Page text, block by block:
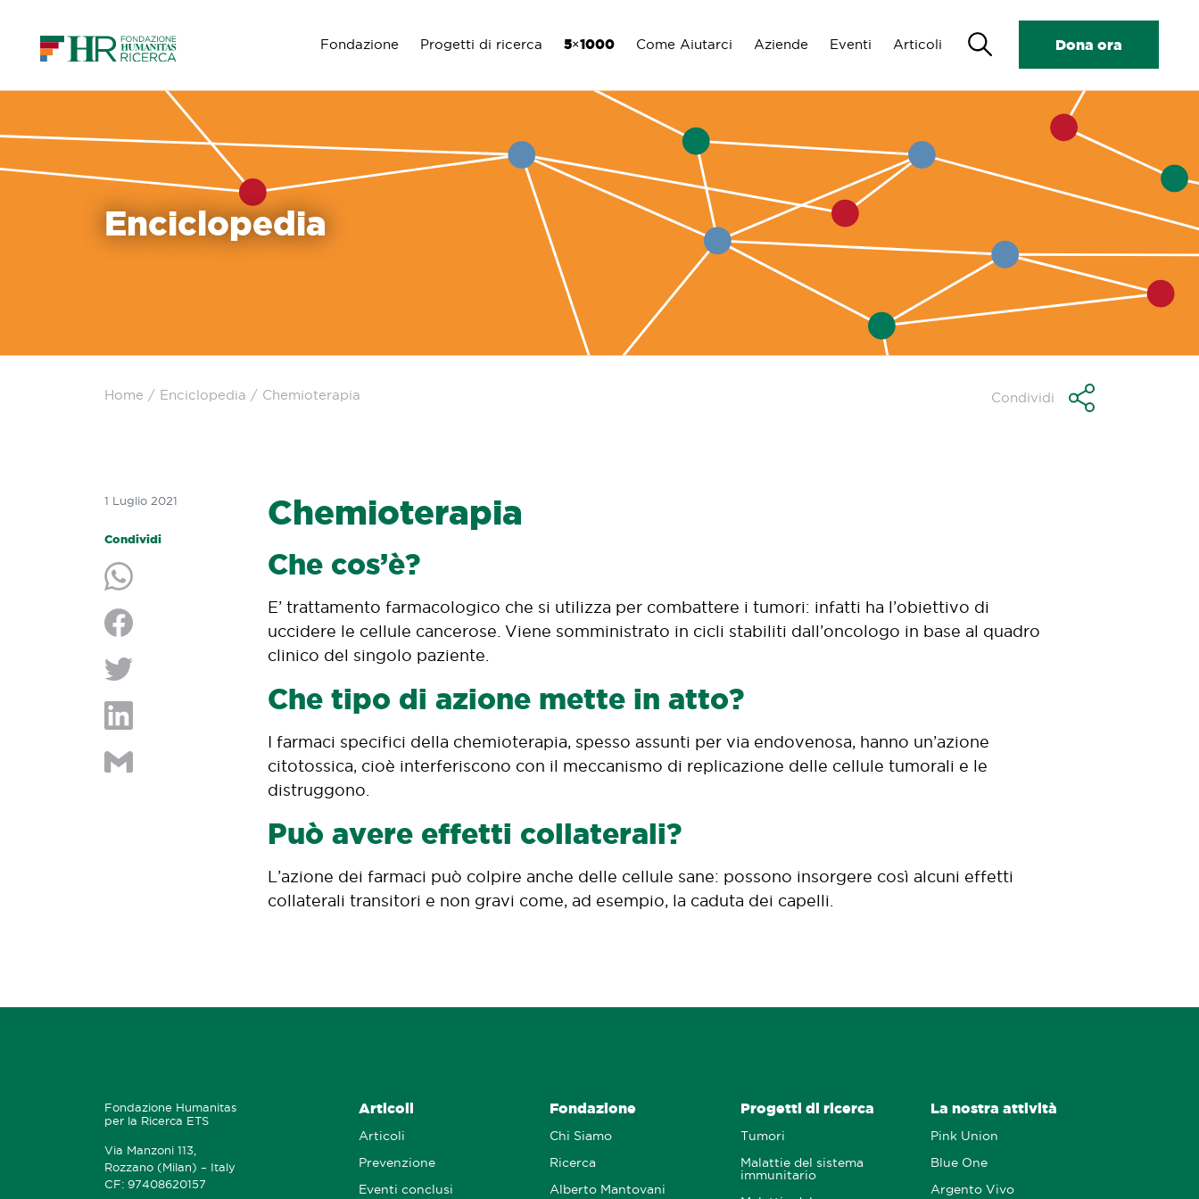
Navigazione principale
Fondazione Progetti di ricerca 5×1000 Come Aiutarci Aziende Eventi Articoli
Search
Dona ora
Enciclopedia
Home / Enciclopedia / Chemioterapia Condividi
1 Luglio 2021
Condividi
Chemioterapia
Che cos’è?
E’ trattamento farmacologico che si utilizza per combattere i tumori: infatti ha l’obiettivo di
uccidere le cellule cancerose. Viene somministrato in cicli stabiliti dall’oncologo in base al quadro
clinico del singolo paziente.
Che tipo di azione mette in atto?
I farmaci specifici della chemioterapia, spesso assunti per via endovenosa, hanno un’azione
citotossica, cioè interferiscono con il meccanismo di replicazione delle cellule tumorali e le
distruggono.
Può avere effetti collaterali?
L’azione dei farmaci può colpire anche delle cellule sane: possono insorgere così alcuni effetti
collaterali transitori e non gravi come, ad esempio, la caduta dei capelli.
Fondazione Humanitas
per la Ricerca ETS
Via Manzoni 113,
Rozzano (Milan) – Italy
CF: 97408620157
Articoli
Articoli
Prevenzione
Eventi conclusi
Fondazione
Chi Siamo
Ricerca
Alberto Mantovani
Progetti di ricerca
Tumori
Malattie del sistema
immunitario
La nostra attività
Pink Union
Blue One
Argento Vivo